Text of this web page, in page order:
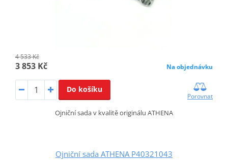
4 533 Kč
3 853 Kč Na objednávku
Do košíku
Porovnat
Ojniční sada v kvalitě originálu ATHENA
Ojniční sada ATHENA P40321043